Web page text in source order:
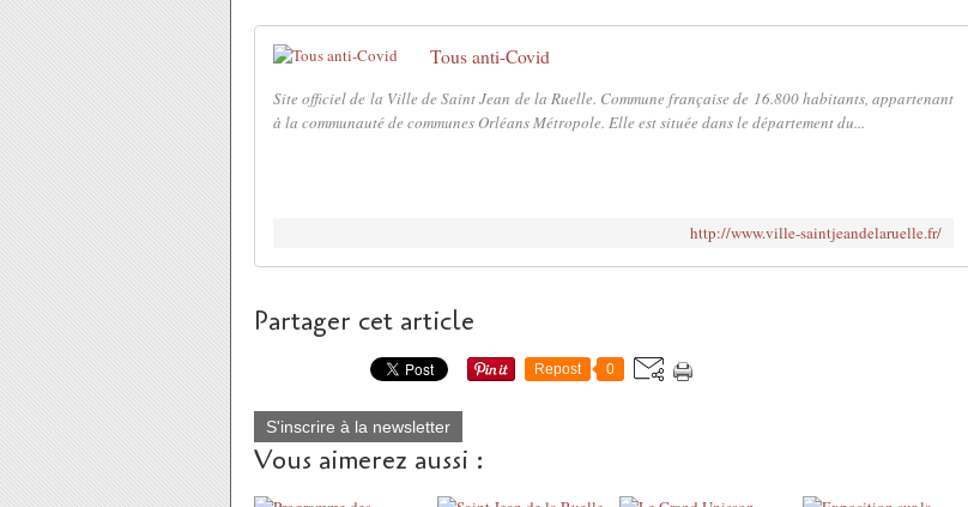
Tous anti-Covid
Site officiel de la Ville de Saint Jean de la Ruelle. Commune française de 16.800 habitants, appartenant
à la communauté de communes Orléans Métropole. Elle est située dans le département du...
http://www.ville-saintjeandelaruelle.fr/
Partager cet article
Repost 0
S'inscrire à la newsletter
Vous aimerez aussi :